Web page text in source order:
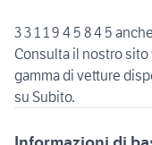
3 3 1 1 9 4 5 8 4 5
Consulta il nostro
gamma di vetture